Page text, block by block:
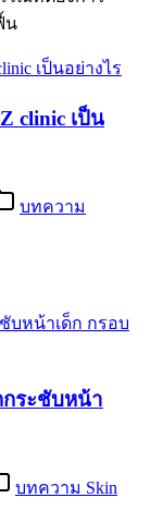
น
clinic เป็น
บทความ
กระชับหน้า
บทความ Skin